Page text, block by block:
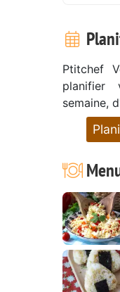
Ptitchef
planifier
semaine,